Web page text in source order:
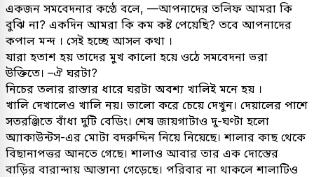
একজন সমবেদনার কণ্ঠে বলে, —আপনাদের তলিফ আমরা কি
বুঝি না? একদিন আমরা কি কম কষ্ট পেয়েছি? তবে আপনাদের
কপাল মন্দ । সেই হচ্ছে আসল কথা ।
যারা হতাশ হয় তাদের মুখ কালো হয়ে ওঠে সমবেদনা ভরা
উক্তিতে। –ঐ ঘরটা?
নিচের তলার রাস্তার ধারে ঘরটা অবশ্য খালিই মনে হয় ।
খালি দেখালেও খালি নয়। ভালো করে চেয়ে দেখুন। দেয়ালের পাশে
সতরঞ্জিতে বাঁধা দুটি বেডিং। শেষ জায়গাটাও দু-ঘণ্টা হলো
অ্যাকাউন্টস-এর মোটা বদরুদ্দিন নিয়ে নিয়েছে। শালার কাছ থেকে
বিছানাপত্তর আনতে গেছে। শালাও আবার তার এক দোস্তের
বাড়ির বারান্দায় আস্তানা গেড়েছে। পরিবার না থাকলে শালাটিও